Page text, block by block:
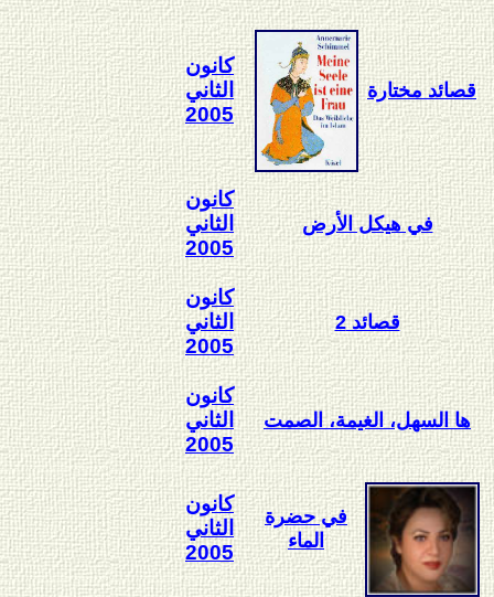
كانون
الثاني
2005
قصائد مختارة
كانون
الثاني
2005
في هيكل الأرض
كانون
الثاني
2005
قصائد 2
كانون
الثاني
2005
ها السهل، الغيمة، الصمت
كانون
الثاني
2005
في حضرة
الماء